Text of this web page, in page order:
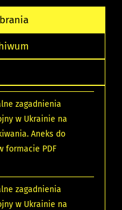
zagadnienia
w Ukrainie na
Aneks do
formacie PDF
zagadnienia
w Ukrainie na